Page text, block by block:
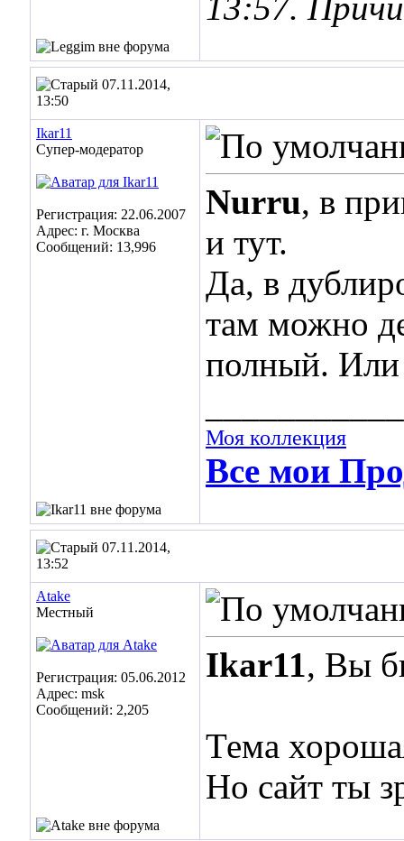
07.11.2014,
13:50
Ikar11
Супер-модератор
Регистрация: 22.06.2007
Адрес: г. Москва
Сообщений: 13,996
Nurru, в
и тут.
Да, в
там можно
полный.
Моя коллекция
Все мои
07.11.2014,
13:52
Atake
Местный
Регистрация: 05.06.2012
Адрес: msk
Сообщений: 2,205
Ikar11, Вы
Тема
Но сайт ты